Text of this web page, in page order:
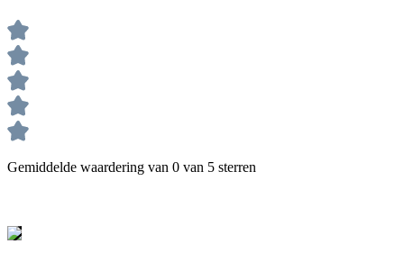
Gemiddelde waardering van 0 van 5 sterren